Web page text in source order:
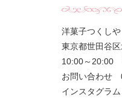
洋菓子つくし
東京都世田谷
10:00～20:00
お問い合わせ
インスタグラム